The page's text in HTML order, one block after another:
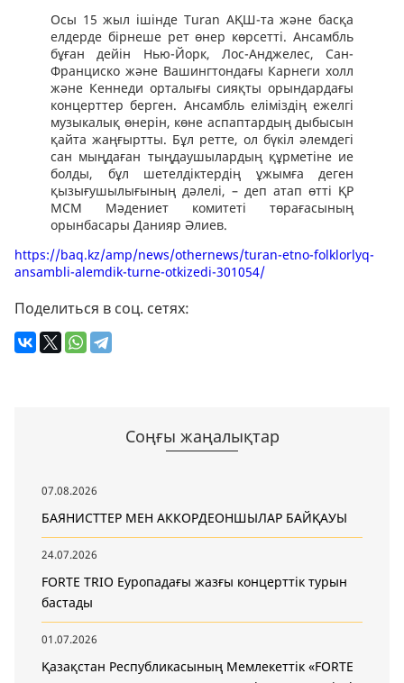
Соңғы жаңалықтар
07.08.2026
БАЯНИСТТЕР МЕН АККОРДЕОНШЫЛАР БАЙҚАУЫ
24.07.2026
FORTE TRIO Еуропадағы жазғы концерттік турын
бастады
01.07.2026
Қазақстан Республикасының Мемлекеттік «FORTE
Осы 15 жыл ішінде Turan АҚШ-та және басқа
елдерде бірнеше рет өнер көрсетті. Ансамбль
бұған дейін Нью-Йорк, Лос-Анджелес, Сан-
Франциско және Вашингтондағы Карнеги холл
және Кеннеди орталығы сияқты орындардағы
концерттер берген. Ансамбль еліміздің ежелгі
музыкалық өнерін, көне аспаптардың дыбысын
қайта жаңғыртты. Бұл ретте, ол бүкіл әлемдегі
сан мыңдаған тыңдаушылардың құрметіне ие
болды, бұл шетелдіктердің ұжымға деген
қызығушылығының дәлелі, – деп атап өтті ҚР
МСМ Мәдениет комитеті төрағасының
орынбасары Данияр Әлиев.
https://baq.kz/amp/news/othernews/turan-etno-folklorlyq-
ansambli-alemdik-turne-otkizedi-301054/
Поделиться в соц. сетях: